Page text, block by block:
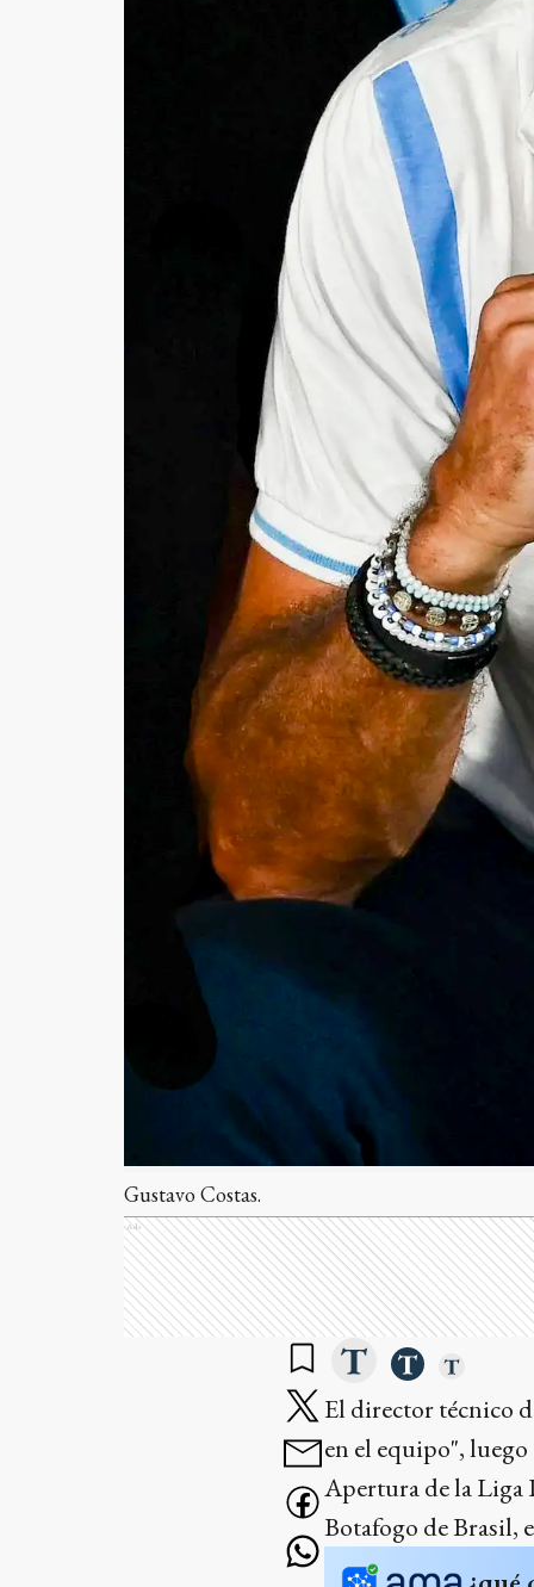
Gustavo Costas.
Ads
El director técnico
en el equipo",
Apertura de la Liga
Botafogo de Brasil,